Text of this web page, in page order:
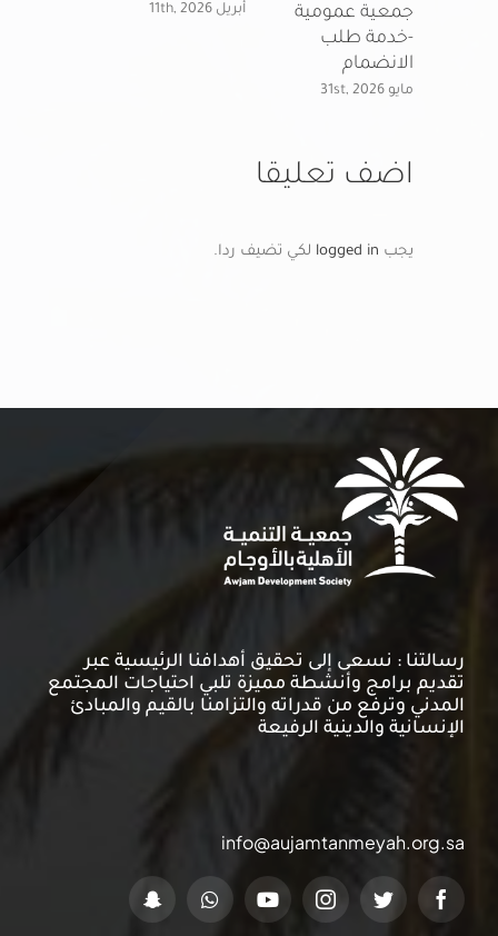
جمعية عمومية
-خدمة طلب
الانضمام
مايو 31st, 2026
أبريل 11th, 2026
اضف تعليقا
يجب logged in لكي تضيف ردا.
رسالتنا : نسعى إلى تحقيق أهدافنا الرئيسية عبر
تقديم برامج وأنشطة مميزة تلبي احتياجات المجتمع
المدني وترفع من قدراته والتزامنا بالقيم والمبادئ
الإنسانية والدينية الرفيعة
info@aujamtanmeyah.org.sa